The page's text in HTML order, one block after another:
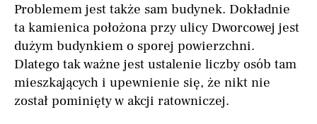
Problemem jest także sam budynek. Dokładnie
ta kamienica położona przy ulicy Dworcowej jest
dużym budynkiem o sporej powierzchni.
Dlatego tak ważne jest ustalenie liczby osób tam
mieszkających i upewnienie się, że nikt nie
został pominięty w akcji ratowniczej.